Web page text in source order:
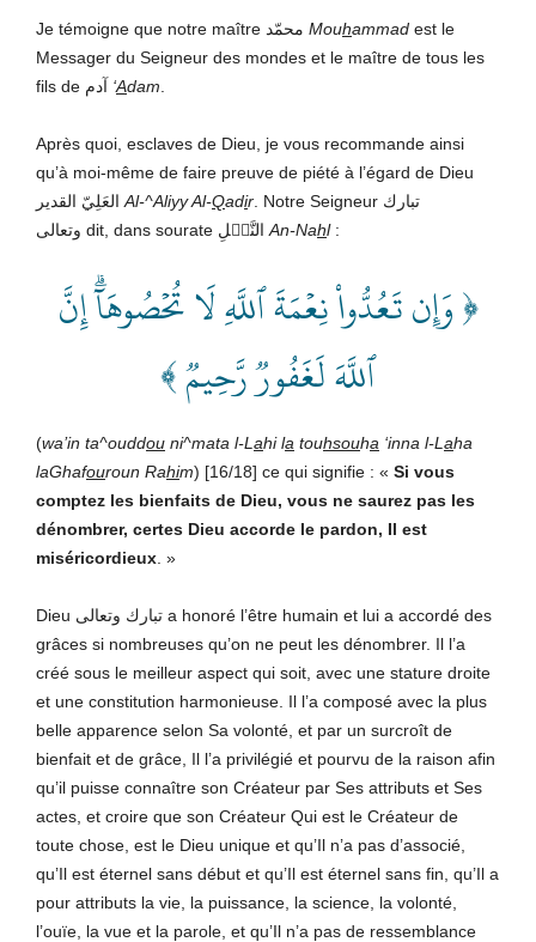
Mouhammad est le
Messager du Seigneur des mondes et le maître de tous les
‘Adam
Après quoi, esclaves de Dieu, je vous recommande ainsi
qu’à moi-même de faire preuve de piété à l’égard de Dieu
Al-^Aliyy Al-Qadir . Notre Seigneur تبارك
An-Nahl :
﴿ وَإِن تَعُدُّواْ نِعۡمَةَ ٱللَّهِ لَا تُحۡصُوهَآۗ إِنَّ
ٱللَّهَ لَغَفُورٞ رَّحِيمٞ ﴾
(wa’in ta^ouddou ni^mata l-L ahi la touhsouha ‘inna l-L aha
laGhafouroun Rahim) [16/18] ce qui signifie : « Si vous
comptez les bienfaits de Dieu, vous ne saurez pas les
dénombrer, certes Dieu accorde le pardon, Il est
miséricordieux . »
Dieu تبارك وتعالى a honoré l’être humain et lui a accordé des
grâces si nombreuses qu’on ne peut les dénombrer. Il l’a
créé sous le meilleur aspect qui soit, avec une stature droite
et une constitution harmonieuse. Il l’a composé avec la plus
belle apparence selon Sa volonté, et par un surcroît de
bienfait et de grâce, Il l’a privilégié et pourvu de la raison afin
qu’il puisse connaître son Créateur par Ses attributs et Ses
actes, et croire que son Créateur Qui est le Créateur de
toute chose, est le Dieu unique et qu’Il n’a pas d’associé,
qu’Il est éternel sans début et qu’Il est éternel sans fin, qu’Il a
pour attributs la vie, la puissance, la science, la volonté,
l’ouïe, la vue et la parole, et qu’Il n’a pas de ressemblance